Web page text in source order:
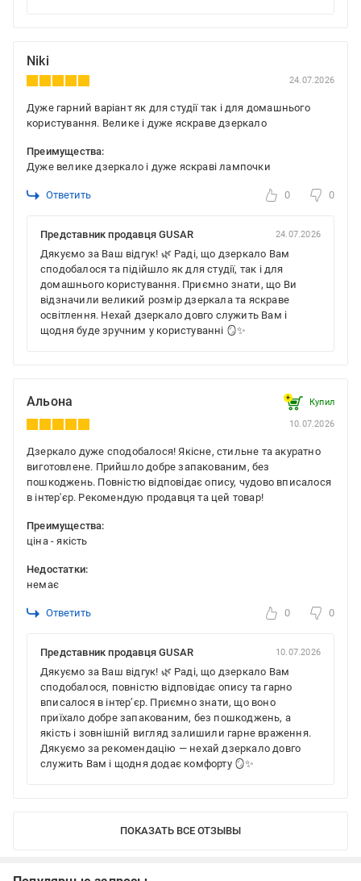
Niki
24.07.2026
Дуже гарний варіант як для студії так і для домашнього
користування. Велике і дуже яскраве дзеркало
Преимущества:
Дуже велике дзеркало і дуже яскраві лампочки
Ответить 0 0
Представник продавця GUSAR 24.07.2026
Дякуємо за Ваш відгук! 🌿 Раді, що дзеркало Вам
сподобалося та підійшло як для студії, так і для
домашнього користування. Приємно знати, що Ви
відзначили великий розмір дзеркала та яскраве
освітлення. Нехай дзеркало довго служить Вам і
щодня буде зручним у користуванні 🪞✨
Альона Купил
10.07.2026
Дзеркало дуже сподобалося! Якісне, стильне та акуратно
виготовлене. Прийшло добре запакованим, без
пошкоджень. Повністю відповідає опису, чудово вписалося
в інтер'єр. Рекомендую продавця та цей товар!
Преимущества:
ціна - якість
Недостатки:
немає
Ответить 0 0
Представник продавця GUSAR 10.07.2026
Дякуємо за Ваш відгук! 🌿 Раді, що дзеркало Вам
сподобалося, повністю відповідає опису та гарно
вписалося в інтер’єр. Приємно знати, що воно
приїхало добре запакованим, без пошкоджень, а
якість і зовнішній вигляд залишили гарне враження.
Дякуємо за рекомендацію — нехай дзеркало довго
служить Вам і щодня додає комфорту 🪞✨
ПОКАЗАТЬ ВСЕ ОТЗЫВЫ